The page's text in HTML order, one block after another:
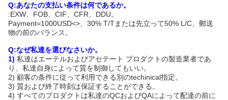
Q:あなたの支払い条件は何であるか。
:EXW、FOB、CIF、CFR、DDU。
Payment=1000USD<> 、30% T/Tまたは先立って50% L/C、郵送
物の前のバランス。
Q:なぜ私達を選びなさいか。
1) 私達はエーテルおよびアセテート プロダクトの製造業者であ
り、私達自身によって質を制御してもいい。
2) 顧客の条件に従って利用できる別のtechinical指定。
3) 質および終了時刻は保証することができる。
4) すべてのプロダクトは私達のQCおよびQAによって配達の前に